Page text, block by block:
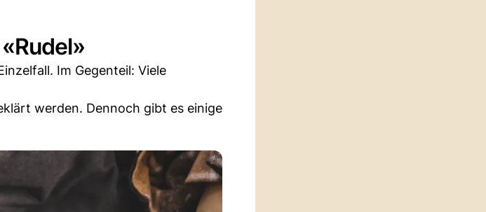
Im Gegenteil: Viele
werden. Dennoch gibt es einige